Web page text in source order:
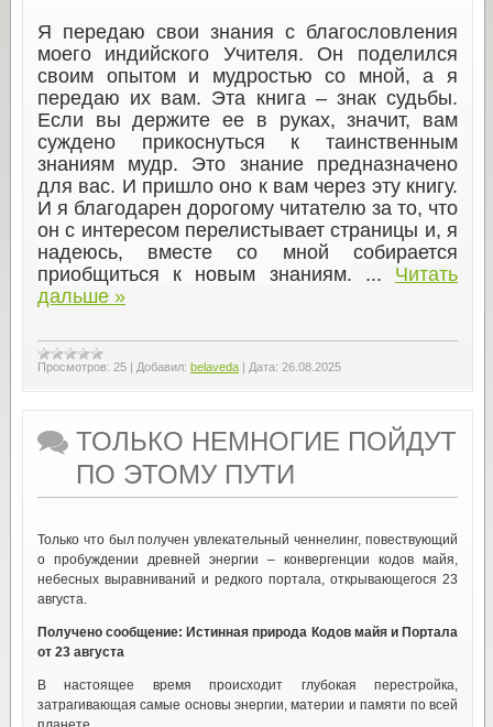
Я передаю свои знания с благословления
моего индийского Учителя. Он поделился
своим опытом и мудростью со мной, а я
передаю их вам. Эта книга – знак судьбы.
Если вы держите ее в руках, значит, вам
суждено прикоснуться к таинственным
знаниям мудр. Это знание предназначено
для вас. И пришло оно к вам через эту книгу.
И я благодарен дорогому читателю за то, что
он с интересом перелистывает страницы и, я
надеюсь, вместе со мной собирается
приобщиться к новым знаниям.
... Читать
дальше »
Просмотров: 25 | Добавил: belaveda | Дата: 26.08.2025
ТОЛЬКО НЕМНОГИЕ ПОЙДУТ
ПО ЭТОМУ ПУТИ
Только что был получен увлекательный ченнелинг, повествующий
о пробуждении древней энергии – конвергенции кодов майя,
небесных выравниваний и редкого портала, открывающегося 23
августа.
Получено сообщение: Истинная природа Кодов майя и Портала
от 23 августа
В настоящее время происходит глубокая перестройка,
затрагивающая самые основы энергии, материи и памяти по всей